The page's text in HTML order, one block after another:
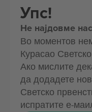
Упс!
Не најдовме
Во моментов
Курасао
Ако мислите
да додадете
Светско
испратите е-